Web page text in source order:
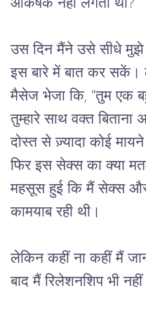
आकर्षक नहीं लगती थी?
उस दिन मैंने उसे सीधे मुझे
इस बारे में बात कर
मैसेज भेजा कि, "तुम एक
तुम्हारे साथ वक्त बिताना
दोस्त से ज़्यादा कोई
फिर इस सेक्स का क्या
महसूस हुई कि मैं सेक्स और
कामयाब रही थी।
लेकिन कहीं ना कहीं मैं
बाद मैं रिलेशनशिप भी नहीं